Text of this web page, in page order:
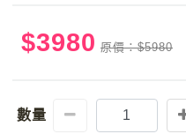
$3980 原價：$5980
數量